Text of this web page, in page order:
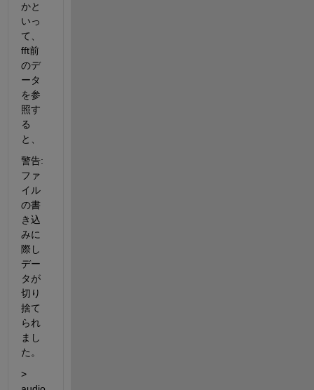
かと
いっ
て、
fft前
のデ
ータ
を参
照す
る
と、
警告:
ファ
イル
の書
き込
みに
際し
デー
タが
切り
捨て
られ
まし
た。
>